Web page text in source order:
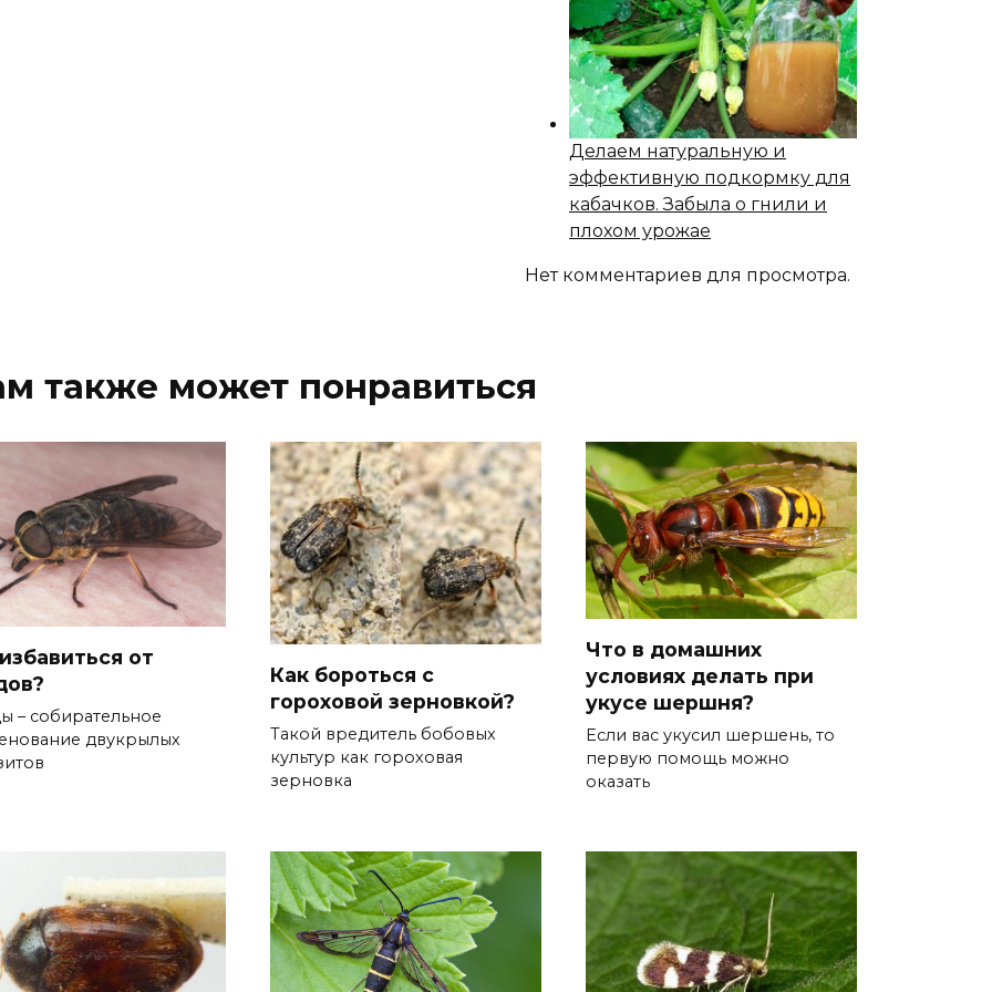
Делаем натуральную и
эффективную подкормку для
кабачков. Забыла о гнили и
плохом урожае
Нет комментариев для просмотра.
также может понравиться
от
– собирательное
двукрылых
Как бороться с
гороховой зерновкой?
Такой вредитель бобовых
культур как гороховая
зерновка
Что в домашних
условиях делать при
укусе шершня?
Если вас укусил шершень, то
первую помощь можно
оказать